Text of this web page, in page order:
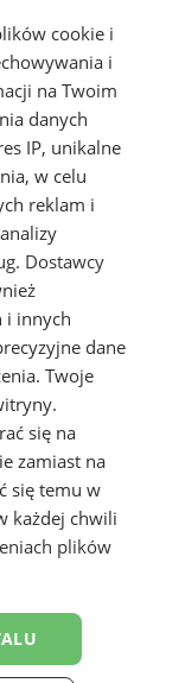
firm.
cookie i
i
na Twoim
danych
IP, unikalne
w celu
reklam i
Dostawcy
i innych
dane
Twoje
się na
zamiast na
się temu w
każdej chwili
plików